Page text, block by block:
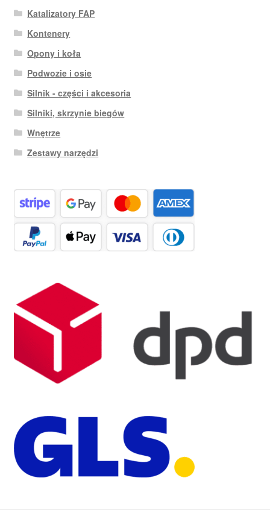
Katalizatory FAP
Kontenery
Opony i koła
Podwozie i osie
Silnik - części i akcesoria
Silniki, skrzynie biegów
Wnętrze
Zestawy narzędzi